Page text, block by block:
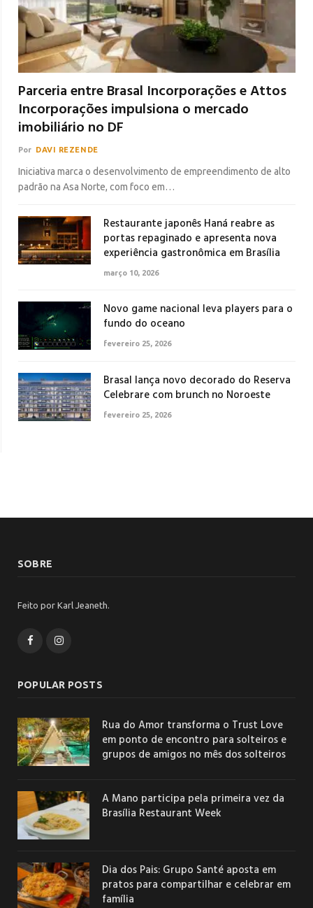
Parceria entre Brasal Incorporações e Attos
Incorporações impulsiona o mercado
imobiliário no DF
Por DAVI REZENDE
Iniciativa marca o desenvolvimento de empreendimento de alto
padrão na Asa Norte, com foco em…
Restaurante japonês Haná reabre as
portas repaginado e apresenta nova
experiência gastronômica em Brasília
março 10, 2026
Novo game nacional leva players para o
fundo do oceano
fevereiro 25, 2026
Brasal lança novo decorado do Reserva
Celebrare com brunch no Noroeste
fevereiro 25, 2026
SOBRE
Feito por Karl Jeaneth.
FacebookInstagram
POPULAR POSTS
Rua do Amor transforma o Trust Love
em ponto de encontro para solteiros e
grupos de amigos no mês dos solteiros
A Mano participa pela primeira vez da
Brasília Restaurant Week
Dia dos Pais: Grupo Santé aposta em
pratos para compartilhar e celebrar em
família